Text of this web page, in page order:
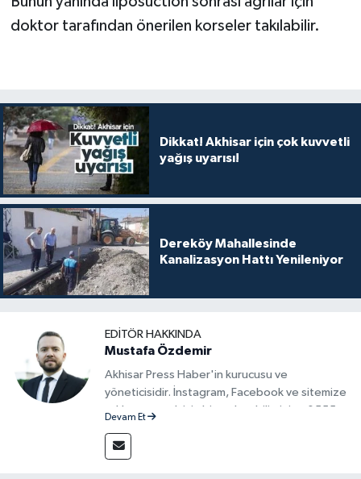
doktor tarafından önerilen korseler takılabilir.
Dikkat! Akhisar için çok kuvvetli
yağış uyarısı!
Dereköy Mahallesinde
Kanalizasyon Hattı Yenileniyor
EDITÖR HAKKINDA
Mustafa Özdemir
Akhisar Press Haber'in kurucusu ve
yöneticisidir. İnstagram, Facebook ve sitemize
reklam vermek için bize ulaşabilirsiniz - 0555
Devam Et